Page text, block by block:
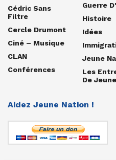
Cédric Sans
Filtre
Cercle Drumont
Ciné – Musique
CLAN
Conférences
Guerre
Histoire
Idées
Jeune
Les
De
Aidez Jeune Nation !